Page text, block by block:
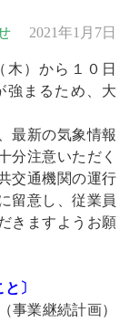
2021年1月7日
）から１０日
強まるため、大
最新の気象情報
分注意いただく
交通機関の運行
留意し、従業員
きますようお願
〕
事業継続計画）